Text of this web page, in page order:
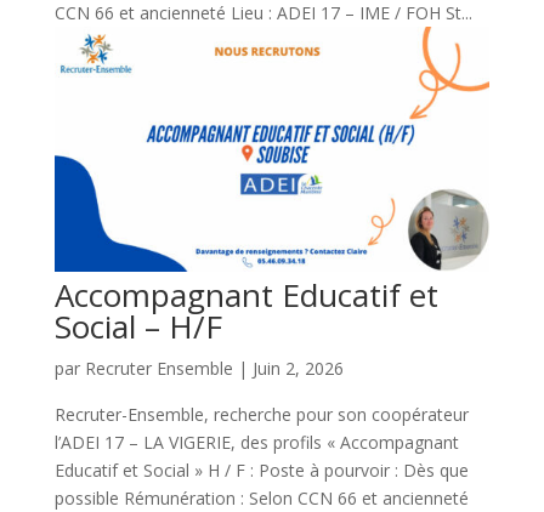
CCN 66 et ancienneté Lieu : ADEI 17 – IME / FOH St...
Accompagnant Educatif et
Social – H/F
par Recruter Ensemble | Juin 2, 2026
Recruter-Ensemble, recherche pour son coopérateur
l’ADEI 17 – LA VIGERIE, des profils « Accompagnant
Educatif et Social » H / F : Poste à pourvoir : Dès que
possible Rémunération : Selon CCN 66 et ancienneté